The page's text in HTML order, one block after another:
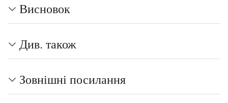
Висновок
Див. також
Зовнішні посилання